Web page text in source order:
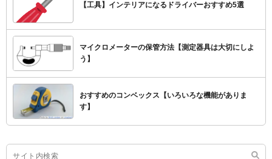
【工具】インテリアになるドライバーおすすめ5選
マイクロメーターの保管方法【測定器具は大切にしよ
う】
おすすめのコンベックス【いろいろな機能がありま
す】